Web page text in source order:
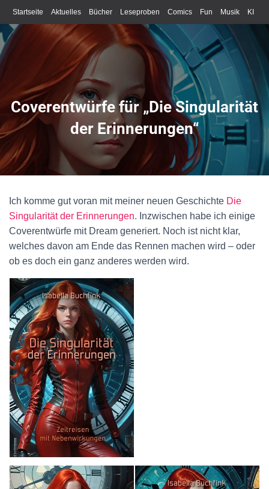
Startseite Aktuelles Bücher Leseproben Comics Fun Musik KI
Schreiben
Coverentwürfe für „Die Singularität
der Erinnerungen“
Ich komme gut voran mit meiner neuen Geschichte Die
Singularität der Erinnerungen. Inzwischen habe ich einige
Coverentwürfe mit Dream generiert. Noch ist nicht klar,
welches davon am Ende das Rennen machen wird – oder
ob es doch ein ganz anderes werden wird.